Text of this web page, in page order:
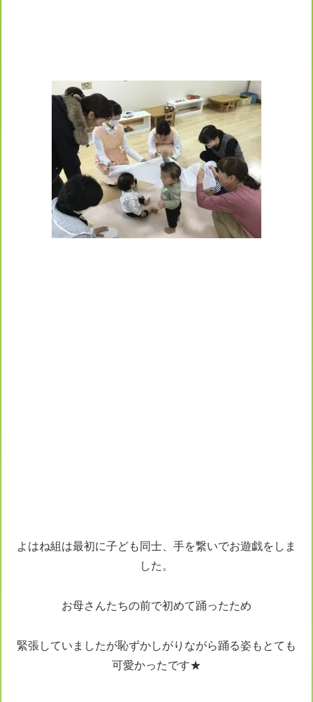
よはね組は最初に子ども同士、手を繋いでお遊戯をしま
した。
お母さんたちの前で初めて踊ったため
緊張していましたが恥ずかしがりながら踊る姿もとても
可愛かったです★